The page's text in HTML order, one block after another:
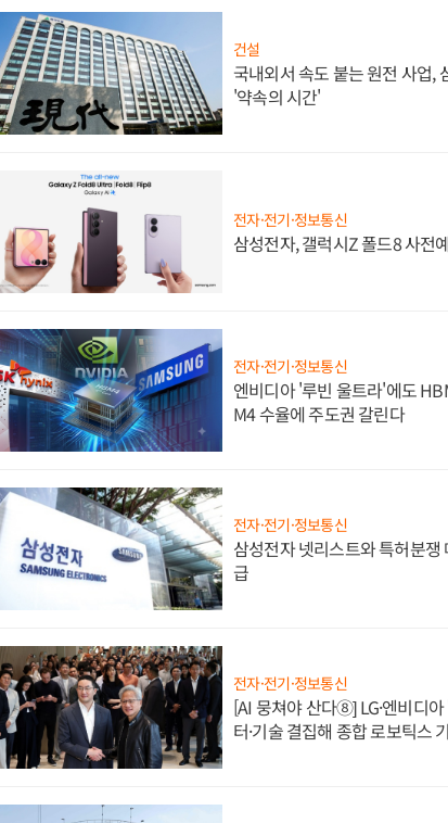
건설
국내외서 속도 붙는 원전 사업,
'약속의 시간'
전자·전기·정보통신
삼성전자, 갤럭시Z 폴드8 사전
전자·전기·정보통신
엔비디아 '루빈 울트라'에도
M4 수율에 주도권 갈린다
전자·전기·정보통신
삼성전자 넷리스트와 특허분쟁
급
전자·전기·정보통신
[AI 뭉쳐야 산다⑧] LG·엔비디
터·기술 결집해 종합 로보틱스